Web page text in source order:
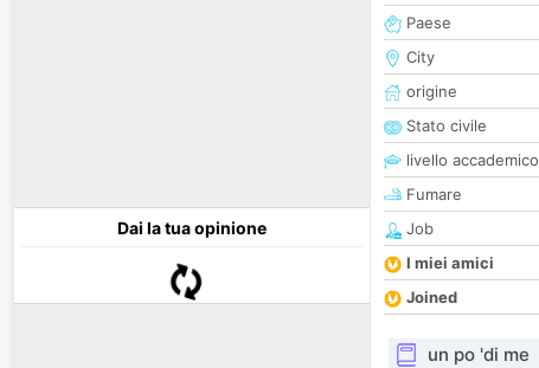
Dai la tua opinione
Paese
City
origine
Stato civile
livello accademico
Fumare
Job
I miei amici
Joined
un po 'di me